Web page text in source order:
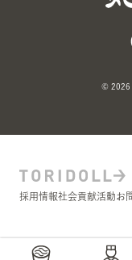
© 2026
採用情報社会貢献活動お